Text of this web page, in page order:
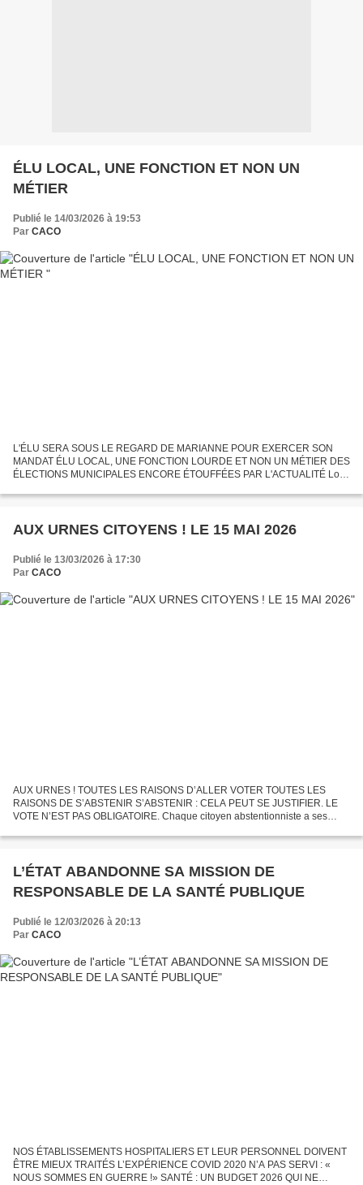
ÉLU LOCAL, UNE FONCTION ET NON UN
MÉTIER
Publié le 14/03/2026 à 19:53
Par CACO
L'ÉLU SERA SOUS LE REGARD DE MARIANNE POUR EXERCER SON
MANDAT ÉLU LOCAL, UNE FONCTION LOURDE ET NON UN MÉTIER DES
ÉLECTIONS MUNICIPALES ENCORE ÉTOUFFÉES PAR L'ACTUALITÉ Lors
bon déroulement...
AUX URNES CITOYENS ! LE 15 MAI 2026
Publié le 13/03/2026 à 17:30
Par CACO
AUX URNES ! TOUTES LES RAISONS D’ALLER VOTER TOUTES LES
RAISONS DE S’ABSTENIR S’ABSTENIR : CELA PEUT SE JUSTIFIER. LE
VOTE N’EST PAS OBLIGATOIRE. Chaque citoyen abstentionniste a ses
L’ÉTAT ABANDONNE SA MISSION DE
RESPONSABLE DE LA SANTÉ PUBLIQUE
Publié le 12/03/2026 à 20:13
Par CACO
NOS ÉTABLISSEMENTS HOSPITALIERS ET LEUR PERSONNEL DOIVENT
ÊTRE MIEUX TRAITÉS L’EXPÉRIENCE COVID 2020 N’A PAS SERVI : «
NOUS SOMMES EN GUERRE !» SANTÉ : UN BUDGET 2026 QUI NE